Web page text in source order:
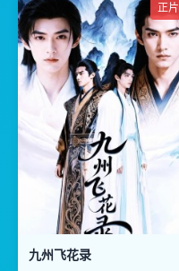
正片
九州飞花录